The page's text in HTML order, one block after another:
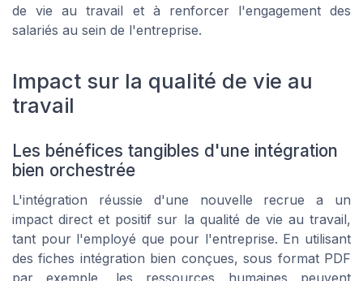
de vie au travail et à renforcer l'engagement des
salariés au sein de l'entreprise.
Impact sur la qualité de vie au
travail
Les bénéfices tangibles d'une intégration
bien orchestrée
L'intégration réussie d'une nouvelle recrue a un
impact direct et positif sur la qualité de vie au travail,
tant pour l'employé que pour l'entreprise. En utilisant
des fiches intégration bien conçues, sous format PDF
par exemple, les ressources humaines peuvent